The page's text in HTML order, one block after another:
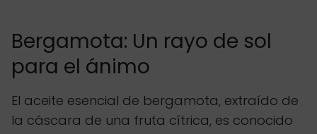
Bergamota: Un rayo de sol
para el ánimo
El aceite esencial de bergamota, extraído de
la cáscara de una fruta cítrica, es conocido